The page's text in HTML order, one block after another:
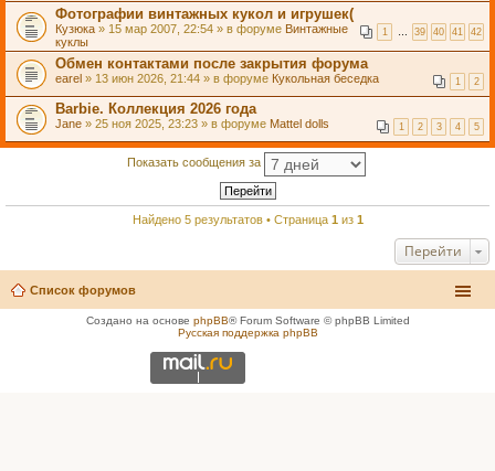
Фотографии винтажных кукол и игрушек(
1 39 40 41 42
Кузюка » 15 мар 2007, 22:54 » в форуме Винтажные
куклы
Обмен контактами после закрытия форума
1 2
earel » 13 июн 2026, 21:44 » в форуме Кукольная беседка
Barbie. Коллекция 2026 года
1 2 3 4 5
Jane » 25 ноя 2025, 23:23 » в форуме Mattel dolls
Показать сообщения за
Найдено 5 результатов • Страница 1 из 1
Перейти
Список форумов
Создано на основе phpBB® Forum Software © phpBB Limited
Русская поддержка phpBB